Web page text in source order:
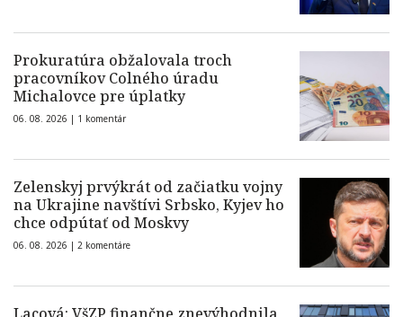
Prokuratúra obžalovala troch
pracovníkov Colného úradu
Michalovce pre úplatky
06. 08. 2026 | 1 komentár
Zelenskyj prvýkrát od začiatku vojny
na Ukrajine navštívi Srbsko, Kyjev ho
chce odpútať od Moskvy
06. 08. 2026 | 2 komentáre